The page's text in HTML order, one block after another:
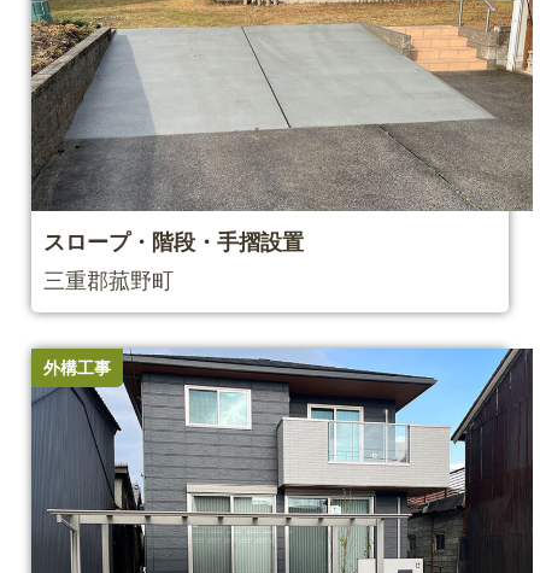
スロープ・階段・⼿摺設置
三重郡菰野町
外構工事